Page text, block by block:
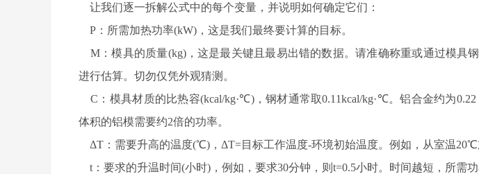
让我们逐一拆解公式中的每个变量，并说明如何确定它们：
P：所需加热功率(kW)，这是我们最终要计算的目标。
M：模具的质量(kg)，这是最关键且最易出错的数据。请准确称重或通过模具钢
进行估算。切勿仅凭外观猜测。
C：模具材质的比热容(kcal/kg·℃)，钢材通常取0.11kcal/kg·℃。铝合金约为
体积的铝模需要约2倍的功率。
ΔT：需要升高的温度(℃)，ΔT=目标工作温度-环境初始温度。例如，从室温
t：要求的升温时间(小时)，例如，要求30分钟，则t=0.5小时。时间越短，所需功